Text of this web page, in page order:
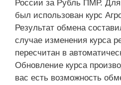
России за Рубль ПМР. Для
был использован курс
Результат обмена
случае изменения курса
пересчитан в
Обновление курса
вас есть возможность